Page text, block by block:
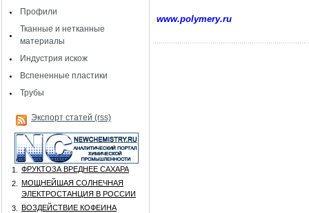
Профили
Тканные и нетканные
материалы
Индустрия искож
Вспененные пластики
Трубы
Экспорт статей (rss)
1.
ФРУКТОЗА ВРЕДНЕЕ САХАРА
2.
МОЩНЕЙШАЯ СОЛНЕЧНАЯ
ЭЛЕКТРОСТАНЦИЯ В РОССИИ
3.
ВОЗДЕЙСТВИЕ КОФЕИНА
www.polymery.ru